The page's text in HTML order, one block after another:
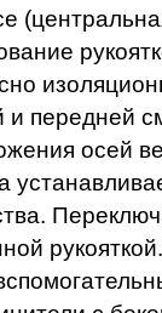
и передней
осей